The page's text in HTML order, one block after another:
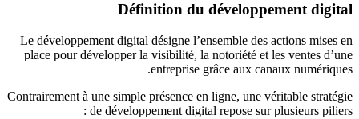
Définition du développement digital
Le développement digital désigne l’ensemble des actions mises en
place pour développer la visibilité, la notoriété et les ventes d’une
entreprise grâce aux canaux numériques.
Contrairement à une simple présence en ligne, une véritable stratégie
de développement digital repose sur plusieurs piliers :